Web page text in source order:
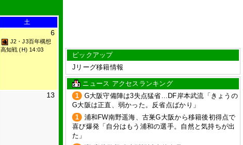
土
6
J2・J3百年構想
高知戦 (H) 14:03
13
ピックアップ
Jリーグ移籍情報
ニュース アクセスランキング
1
G大阪守備陣は3失点猛省…DF岸本武流「きょうの
G大阪は正直、弱かった。反省点ばかり」
1
浦和FW南野遥海、古巣G大阪から移籍後初得点で
喜び爆発「自分はもう浦和の選手。自然と気持ちが出
た」